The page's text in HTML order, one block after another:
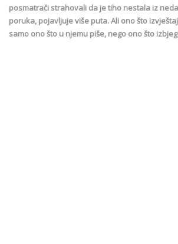
posmatrači strahovali da je tiho nestala iz
poruka, pojavljuje više puta. Ali ono što
samo ono što u njemu piše, nego ono što